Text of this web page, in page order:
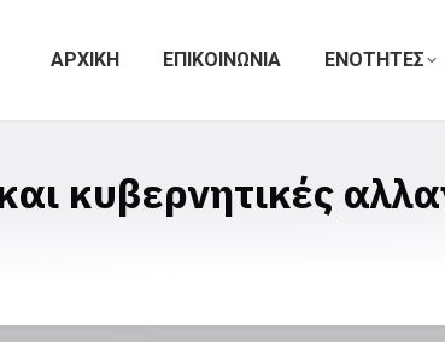
ΑΡΧΙΚΗ ΕΠΙΚΟΙΝΩΝΙΑ ΕΝΟΤΗΤΕΣ
κυβερνητικές